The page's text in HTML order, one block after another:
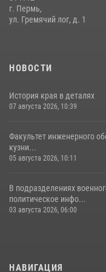
г. Пермь,
ул. Гремячий лог, д. 1
НОВОСТИ
История края в деталях
07 августа 2026, 10:39
Факультет инженерного
кузни...
05 августа 2026, 10:11
В подразделениях
политическое инфо...
03 августа 2026, 06:00
НАВИГАЦИЯ